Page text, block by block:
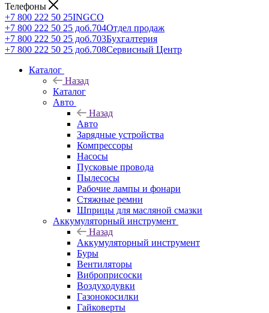
Телефоны
+7 800 222 50 25INGCO
+7 800 222 50 25 доб.704Отдел продаж
+7 800 222 50 25 доб.703Бухгалтерия
+7 800 222 50 25 доб.708Сервисный Центр
Каталог
Назад
Каталог
Авто
Назад
Авто
Зарядные устройства
Компрессоры
Насосы
Пусковые провода
Пылесосы
Рабочие лампы и фонари
Стяжные ремни
Шприцы для масляной смазки
Аккумуляторный инструмент
Назад
Аккумуляторный инструмент
Буры
Вентиляторы
Виброприсоски
Воздуходувки
Газонокосилки
Гайковерты